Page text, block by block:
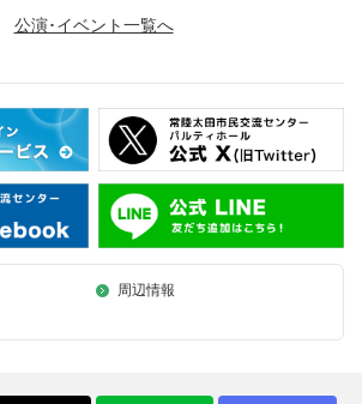
公演･イベント一覧へ
周辺情報